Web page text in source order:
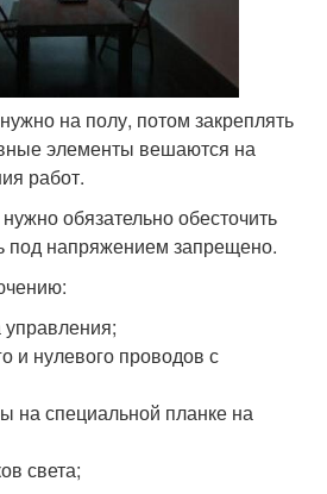
на полу, потом закреплять
элементы вешаются на
работ.
обязательно обесточить
напряжением запрещено.
и нулевого проводов с
на специальной планке на
света;